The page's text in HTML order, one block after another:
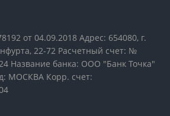
от 04.09.2018 Адрес: 654080, г.
22-72 Расчетный счет: №
Название банка: ООО "Банк Точка"
МОСКВА Корр. счет: